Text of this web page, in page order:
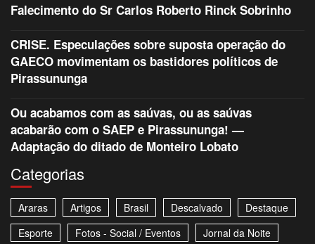
Falecimento do Sr Carlos Roberto Rinck Sobrinho
CRISE. Especulações sobre suposta operação do
GAECO movimentam os bastidores políticos de
Pirassununga
Ou acabamos com as saúvas, ou as saúvas
acabarão com o SAEP e Pirassununga! —
Adaptação do ditado de Monteiro Lobato
Categorias
Araras Artigos Brasil Descalvado
Destaque
Esporte
Fotos - Social / Eventos Jornal da Noite